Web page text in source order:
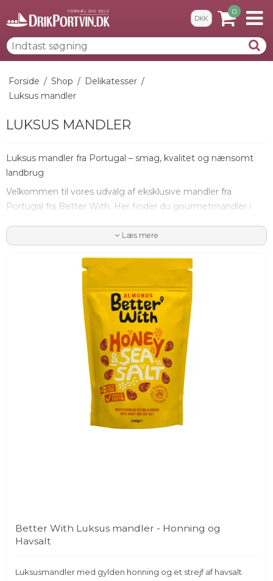
DKK
0
Forside / Shop / Delikatesser /
Luksus mandler
LUKSUS MANDLER
Luksus mandler fra Portugal – smag, kvalitet og nænsomt
landbrug
Velkommen til vores udvalg af eksklusive mandler fra
Portugal fra Better With. Her finder du gourmetmandler i
omhu og forædlet med unikke smagskombinationer, der
Better With arbejder med regenerative dyrkningsmetoder i
hjertet af Portugal, hvor mandlerne dyrkes på mere end
1.300 hektar fordelt på seks farme i områderne Fundão og
Idanha-a-Nova. Fokus er ikke blot på smag og kvalitet, men
også på biodiversitet, jordens sundhed og et mere
bæredygtigt landbrug.
Mandlerne kommer primært fra den eksklusive Belona-sort,
som er kendt for sin rige smag, sprøde tekstur og høje
naturlige olieindhold. Resultatet er en mandel med mere
dybde, mere karakter og en markant bedre mundfølelse end
Læs mere
Better With Luksus mandler - Honning og
Havsalt
Luksusmandler med gylden honning og et strejf af havsalt